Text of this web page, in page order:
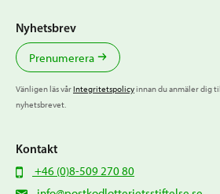
Nyhetsbrev
Prenumerera
Vänligen läs vårIntegritetspolicyinnan du anmäler dig till
nyhetsbrevet.
Kontakt
+46 (0)8-509 270 80